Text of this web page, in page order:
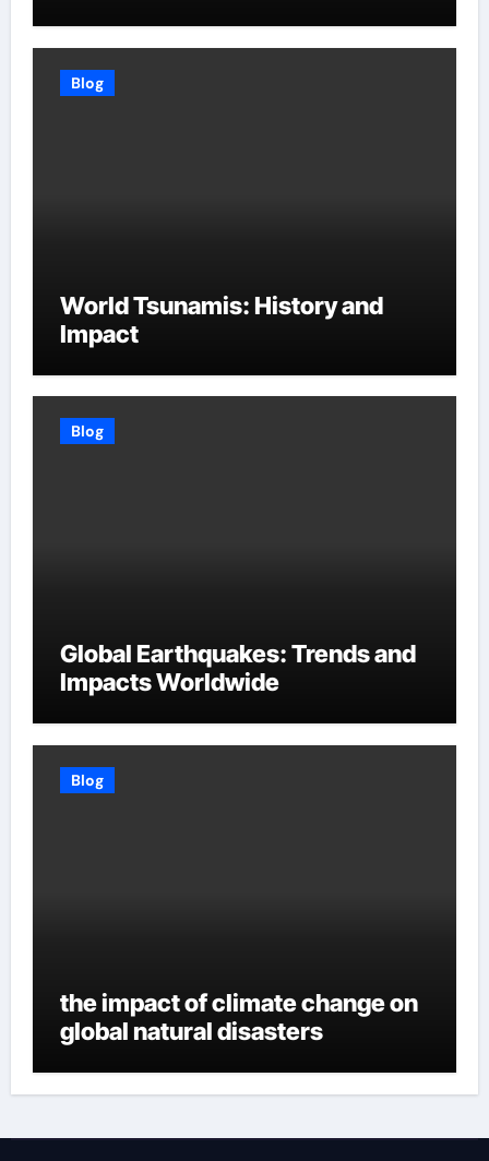
Blog
World Tsunamis: History and
Impact
Blog
Global Earthquakes: Trends and
Impacts Worldwide
Blog
the impact of climate change on
global natural disasters